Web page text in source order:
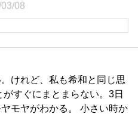
08
けれど、私も希和と同じ思
すぐにまとまらない。3日
モヤがわかる。 小さい時か